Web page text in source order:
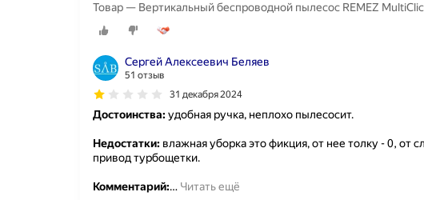
Товар — Вертикальный беспроводной пылесос REMEZ
Сергей Алексеевич Беляев
51 отзыв
31 декабря 2024
Достоинства:удобная ручка, неплохо пылесосит.
Недостатки: влажная уборка это фикция, от нее толку - 0, от
привод турбощетки.
Комментарий:… Читать ещё